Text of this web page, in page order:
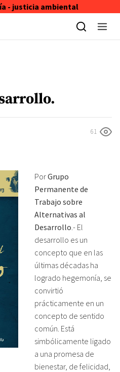
- justicia ambiental
61
PorGrupo
Permanente de
Trabajo sobre
Alternativas al
Desarrollo .- El
desarrollo es un
concepto que en las
últimas décadas ha
logrado hegemonía, se
convirtió
prácticamente en un
concepto de sentido
común. Está
simbólicamente ligado
a una promesa de
bienestar, de felicidad,